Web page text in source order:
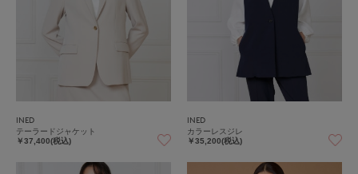
INED
テーラードジャケット
￥37,400(税込)
INED
カラーレスジレ
￥35,200(税込)